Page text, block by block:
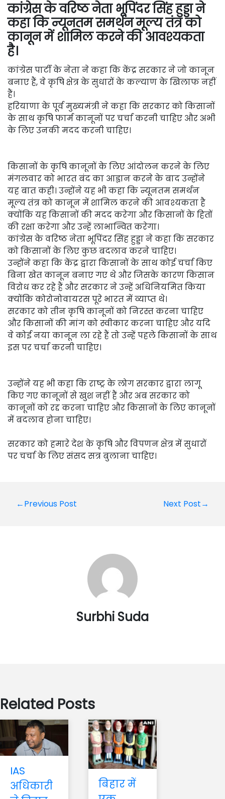
कांग्रेस के वरिष्ठ नेता भूपिंदर सिंह हुड्डा ने
कहा कि न्यूनतम समर्थन मूल्य तंत्र को
कानून में शामिल करने की आवश्यकता
है।
कांग्रेस पार्टी के नेता ने कहा कि केंद्र सरकार ने जो कानून
बनाए हैं, वे कृषि क्षेत्र के सुधारों के कल्याण के खिलाफ नहीं
हैं।
हरियाणा के पूर्व मुख्यमंत्री ने कहा कि सरकार को किसानों
के साथ कृषि फार्म कानूनों पर चर्चा करनी चाहिए और अभी
के लिए उनकी मदद करनी चाहिए।
किसानों के कृषि कानूनों के लिए आंदोलन करने के लिए
मंगलवार को भारत बंद का आह्वान करने के बाद उन्होंने
यह बात कही। उन्होंने यह भी कहा कि न्यूनतम समर्थन
मूल्य तंत्र को कानून में शामिल करने की आवश्यकता है
क्योंकि यह किसानों की मदद करेगा और किसानों के हितों
की रक्षा करेगा और उन्हें लाभान्वित करेगा।
कांग्रेस के वरिष्ठ नेता भूपिंदर सिंह हुड्डा ने कहा कि सरकार
को किसानों के लिए कुछ बदलाव करने चाहिए।
उन्होंने कहा कि केंद्र द्वारा किसानों के साथ कोई चर्चा किए
बिना खेत कानून बनाए गए थे और जिसके कारण किसान
विरोध कर रहे हैं और सरकार ने उन्हें अधिनियमित किया
क्योंकि कोरोनोवायरस पूरे भारत में व्याप्त थे।
सरकार को तीन कृषि कानूनों को निरस्त करना चाहिए
और किसानों की मांग को स्वीकार करना चाहिए और यदि
वे कोई नया कानून ला रहे हैं तो उन्हें पहले किसानों के साथ
इस पर चर्चा करनी चाहिए।
उन्होंने यह भी कहा कि राष्ट्र के लोग सरकार द्वारा लागू
किए गए कानूनों से खुश नहीं हैं और अब सरकार को
कानूनों को रद्द करना चाहिए और किसानों के लिए कानूनों
में बदलाव होना चाहिए।
सरकार को हमारे देश के कृषि और विपणन क्षेत्र में सुधारों
पर चर्चा के लिए संसद सत्र बुलाना चाहिए।
Post
←Previous Post Next Post→
Surbhi Suda
Related Posts
IAS
अधिकारी
बिहार में